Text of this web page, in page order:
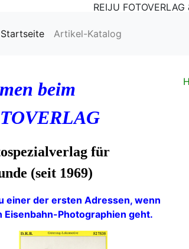
REIJU
Startseite Artikel-Katalog
beim
für
(seit 1969)
einer der ersten Adressen, wenn
Photographien geht.